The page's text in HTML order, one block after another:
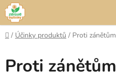
Přejít
na
obsah
Domů
/ Účinky produktů / Proti zánětům
Proti zánětům